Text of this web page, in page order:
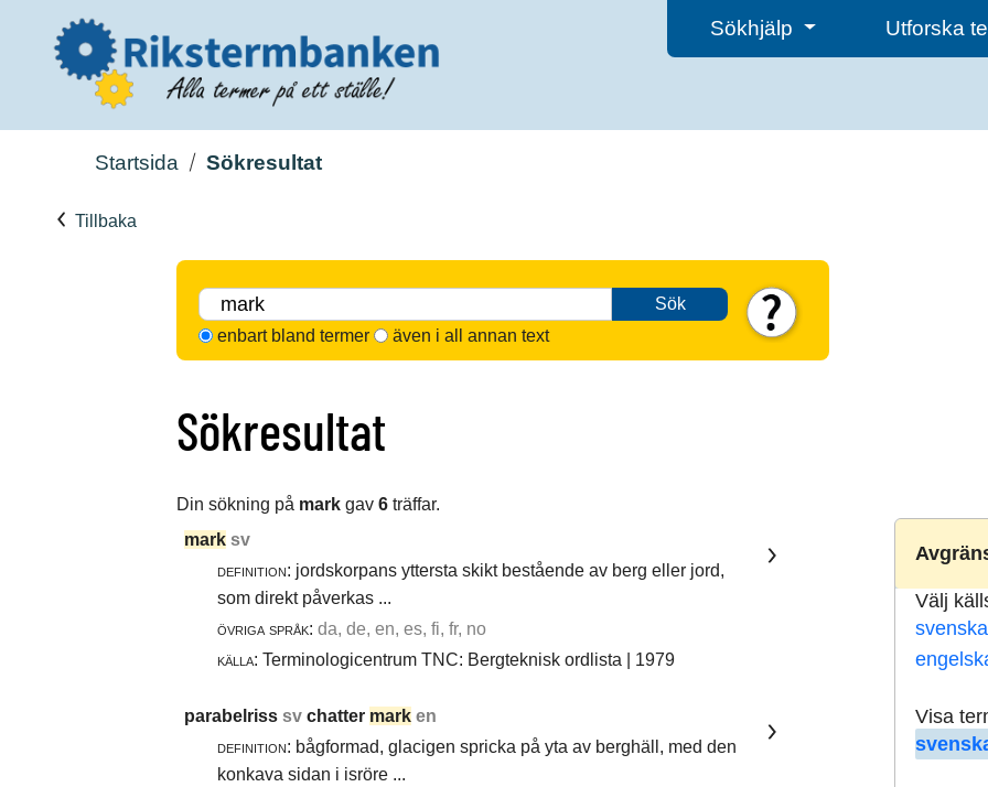
Sökhjälp Utforska
Startsida Sökresultat
Tillbaka
Sök
enbart bland termer
även i all annan text
Sökresultat
Din sökning på mark gav 6 träffar.
Välj
Visa
mark sv
definition: jordskorpans yttersta skikt bestående av berg eller jord,
som direkt påverkas ...
övriga språk: da, de, en, es, fi, fr, no
källa: Terminologicentrum TNC: Bergteknisk ordlista | 1979
parabelriss sv chatter mark en
definition: bågformad, glacigen spricka på yta av berghäll, med den
konkava sidan i isröre ...